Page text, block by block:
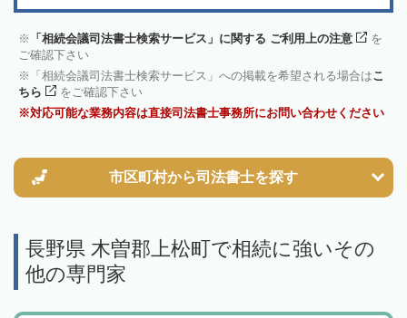
「相続会議司法書士検索サービス」に関する ご利用上の注意
を
ご確認下さい
「相続会議司法書士検索サービス」への掲載を希望される場合はこ
ちら
をご確認下さい
対応可能な業務内容は直接司法書士事務所にお問い合わせください
市区町村から司法書士を探す
長野県 木曽郡上松町で相続に強いその
他の専門家